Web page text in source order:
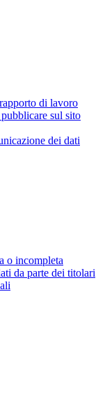
di lavoro
sul sito
dei dati
o incompleta
da parte dei titolari